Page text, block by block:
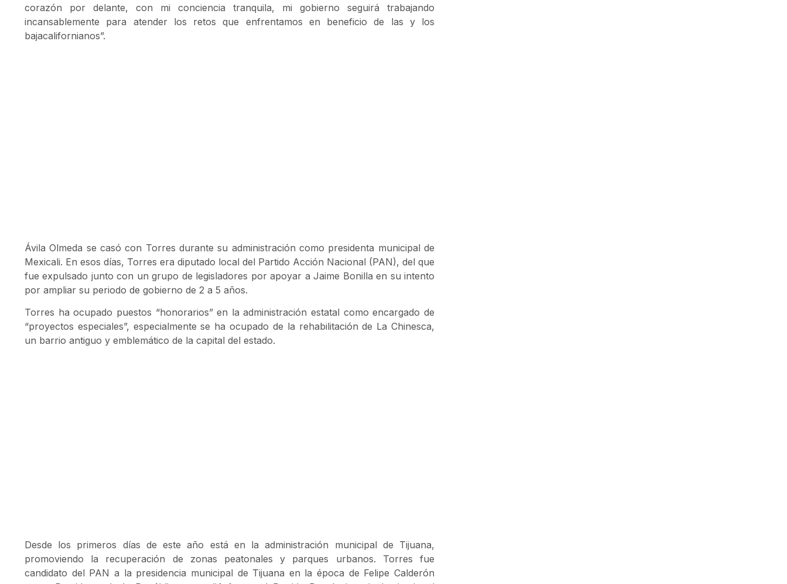
corazón por delante, con mi conciencia tranquila, mi gobierno seguirá trabajando
incansablemente para atender los retos que enfrentamos en beneficio de las y los
bajacalifornianos”.
Ávila Olmeda se casó con Torres durante su administración como presidenta municipal de
Mexicali. En esos días, Torres era diputado local del Partido Acción Nacional (PAN), del que
fue expulsado junto con un grupo de legisladores por apoyar a Jaime Bonilla en su intento
por ampliar su periodo de gobierno de 2 a 5 años.
Torres ha ocupado puestos “honorarios” en la administración estatal como encargado de
“proyectos especiales”, especialmente se ha ocupado de la rehabilitación de La Chinesca,
un barrio antiguo y emblemático de la capital del estado.
Desde los primeros días de este año está en la administración municipal de Tijuana,
promoviendo la recuperación de zonas peatonales y parques urbanos. Torres fue
candidato del PAN a la presidencia municipal de Tijuana en la época de Felipe Calderón